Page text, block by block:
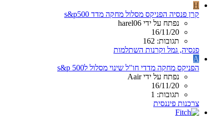
H
קרן פנסיה הפניקס מסלול מחקה מדד s&p500
נפתח על ידי harel06
16/11/20
תגובות: 162
פנסיה, גמל וקרנות השתלמות
A
הפניקס מחקה מדדי חו"ל שינוי מסלול לs&p 500
נפתח על ידי Aair
16/11/20
תגובות: 1
צרכנות פיננסית